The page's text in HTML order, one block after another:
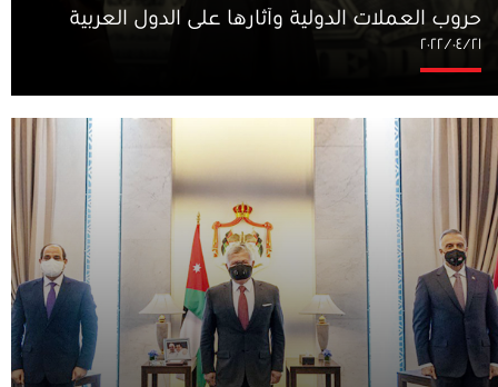
حروب العملات الدولية وآثارها على الدول العربية
٢١‏/٠٤‏/٢٠٢٢